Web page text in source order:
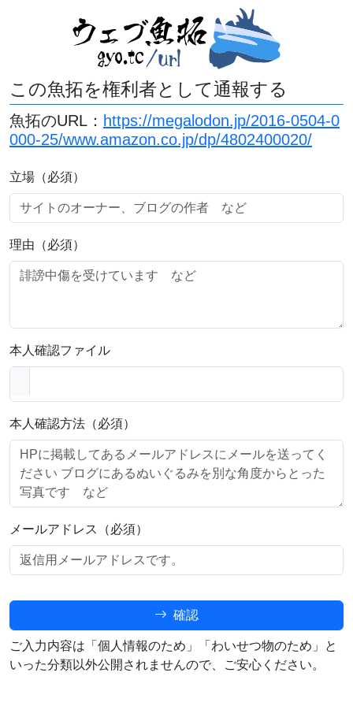
この魚拓を権利者として通報する
魚拓のURL： https://megalodon.jp/2016-0504-0
000-25/www.amazon.co.jp/dp/4802400020/
立場（必須）
理由（必須）
本人確認ファイル
本人確認方法（必須）
メールアドレス（必須）
確認
ご入力内容は「個人情報のため」「わいせつ物のため」と
いった分類以外公開されませんので、ご安心ください。